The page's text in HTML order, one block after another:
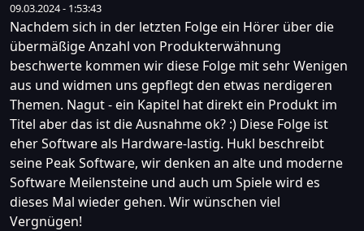
09.03.2024 - 1:53:43
Nachdem sich in der letzten Folge ein Hörer über die
übermäßige Anzahl von Produkterwähnung
beschwerte kommen wir diese Folge mit sehr Wenigen
aus und widmen uns gepflegt den etwas nerdigeren
Themen. Nagut - ein Kapitel hat direkt ein Produkt im
Titel aber das ist die Ausnahme ok? :) Diese Folge ist
eher Software als Hardware-lastig. Hukl beschreibt
seine Peak Software, wir denken an alte und moderne
Software Meilensteine und auch um Spiele wird es
dieses Mal wieder gehen. Wir wünschen viel
Vergnügen!